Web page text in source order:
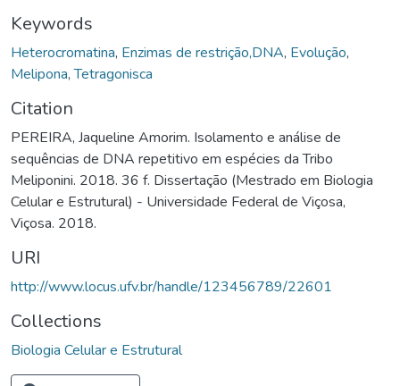
Keywords
Heterocromatina, Enzimas de restrição,DNA, Evolução,
Melipona,Tetragonisca
Citation
PEREIRA, Jaqueline Amorim. Isolamento e análise de
sequências de DNA repetitivo em espécies da Tribo
Meliponini. 2018. 36 f. Dissertação (Mestrado em Biologia
Celular e Estrutural) - Universidade Federal de Viçosa,
Viçosa. 2018.
URI
http://www.locus.ufv.br/handle/123456789/22601
Collections
Biologia Celular e Estrutural